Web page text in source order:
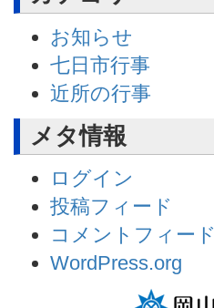
お知らせ
七日市行事
近所の行事
メタ情報
ログイン
投稿フィード
コメントフィード
WordPress.org